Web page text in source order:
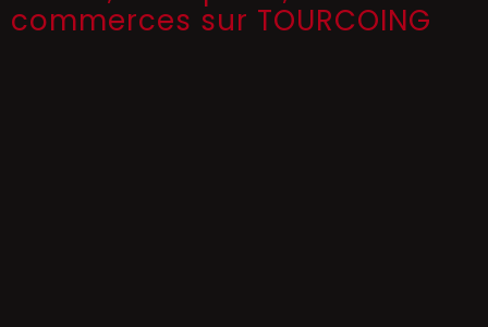
commerces sur TOURCOING